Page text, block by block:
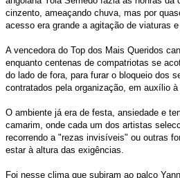
cinzento, ameaçando chuva, mas por
acesso era grande a agitação de viaturas e
A vencedora do Top dos Mais Queridos
enquanto centenas de compatriotas se
do lado de fora, para furar o bloqueio dos
contratados pela organização, em auxílio à
O ambiente já era de festa, ansiedade e
camarim, onde cada um dos artistas
recorrendo a "rezas invisíveis" ou outras
estar à altura das exigências.
Foi nesse clima que subiram ao palco